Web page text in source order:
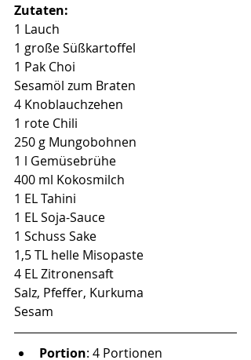
Zutaten:
1 Lauch
1 große Süßkartoffel
1 Pak Choi
Sesamöl zum Braten
4 Knoblauchzehen
1 rote Chili
250 g Mungobohnen
1 l Gemüsebrühe
400 ml Kokosmilch
1 EL Tahini
1 EL Soja-Sauce
1 Schuss Sake
1,5 TL helle Misopaste
4 EL Zitronensaft
Salz, Pfeffer, Kurkuma
Sesam
Portion: 4 Portionen